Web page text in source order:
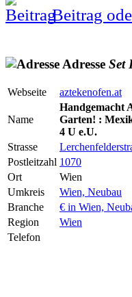
Beitrag
Adresse Set
Webseite aztekenofen.at
Name
Handgemacht
Garten! :
4 U e.U.
Strasse
Postleitzahl 1070
Ort
Wien
Umkreis
Wien, Neubau
Branche
€ in Wien,
Region
Wien
Telefon